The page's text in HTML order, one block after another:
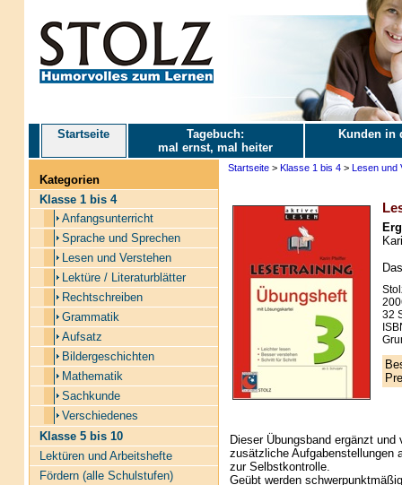
Startseite
Tagebuch:
mal ernst, mal heiter
Kunden in
Kategorien
Klasse 1 bis 4
Anfangsunterricht
Sprache und Sprechen
Lesen und Verstehen
Lektüre / Literaturblätter
Rechtschreiben
Grammatik
Aufsatz
Bildergeschichten
Mathematik
Sachkunde
Verschiedenes
Klasse 5 bis 10
Lektüren und Arbeitshefte
Fördern (alle Schulstufen)
Startseite> Klasse 1 bis 4> Lesen und
32
Dieser Übungsband ergänzt
zusätzliche Aufgabenstellungen
zur Selbstkontrolle.
Geübt werden